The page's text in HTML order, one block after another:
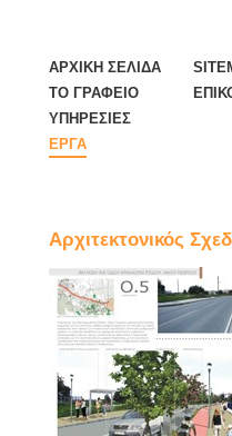
ΑΡΧΙΚΗ ΣΕΛΙΔΑ
ΤΟ ΓΡΑΦΕΙΟ
ΥΠΗΡΕΣΙΕΣ
ΕΡΓΑ
Αρχιτεκτονικός